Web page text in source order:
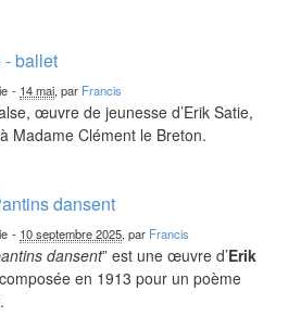
- ballet
- 14 mai, par Francis
œuvre de jeunesse d’Erik Satie,
Madame Clément le Breton.
dansent
- 10 septembre 2025, par Francis
dansent” est une œuvre d’Erik
composée en 1913 pour un poème